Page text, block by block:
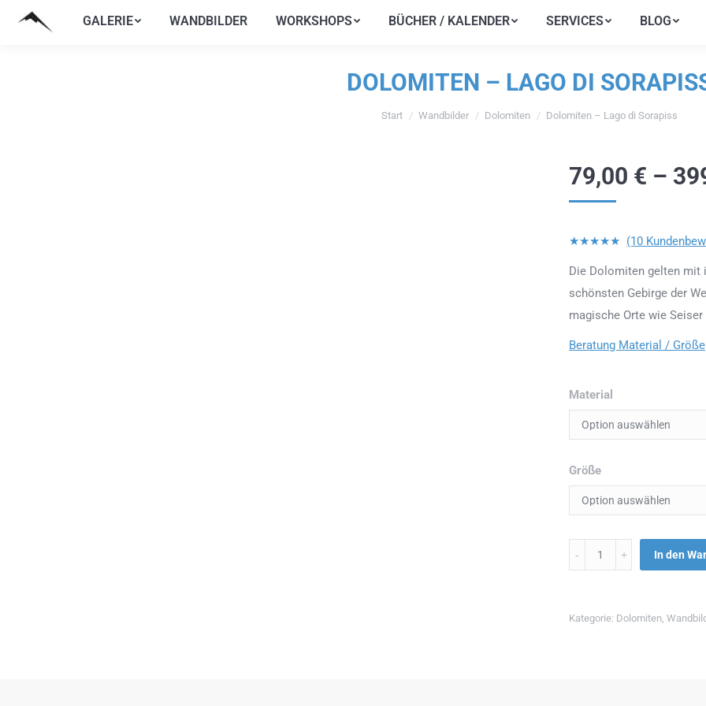
GALERIE WANDBILDER WORKSHOPS BÜCHER / KALENDER SERVICES BLOG
DOLOMITEN – LAGO DI
Sie befinden sich hier:
Start Wandbilder Dolomiten Dolomiten – Lago di Sorapiss
79,00 € –
★★★★★ (10
Die Dolomiten gelten mit
schönsten Gebirge der
magische Orte wie
Beratung Material / Größe
Material
Größe
Menge In den
Kategorie: Dolomiten,
GALERIE WANDBILDER WORKSHOPS BÜCHER / KALENDER SERVICES BLOG